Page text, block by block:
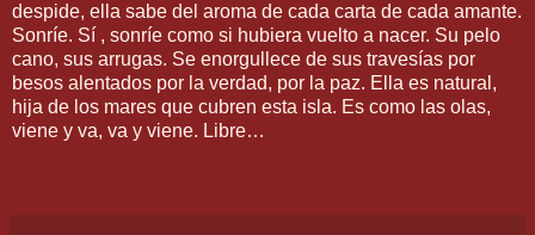
despide, ella sabe del aroma de cada carta de cada amante.
Sonríe. Sí , sonríe como si hubiera vuelto a nacer. Su pelo
cano, sus arrugas. Se enorgullece de sus travesías por
besos alentados por la verdad, por la paz. Ella es natural,
hija de los mares que cubren esta isla. Es como las olas,
viene y va, va y viene. Libre…